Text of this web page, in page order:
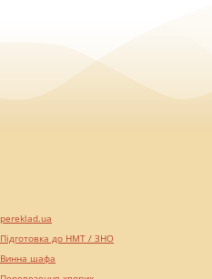
pereklad.ua
Підготовка до НМТ / ЗНО
Винна шафа